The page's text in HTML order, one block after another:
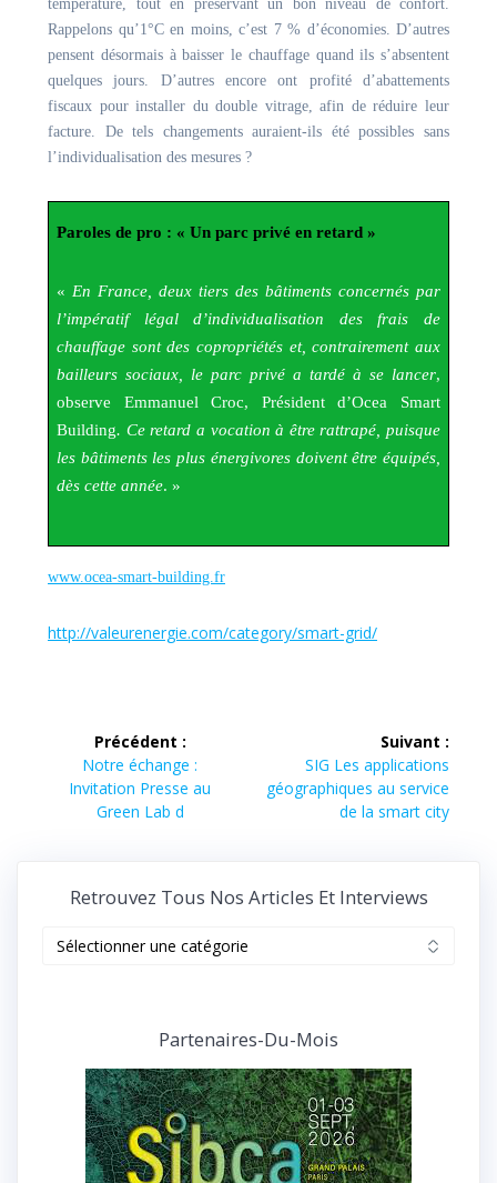
température, tout en préservant un bon niveau de confort.
Rappelons qu’1°C en moins, c’est 7 % d’économies. D’autres
pensent désormais à baisser le chauffage quand ils s’absentent
quelques jours. D’autres encore ont profité d’abattements
fiscaux pour installer du double vitrage, afin de réduire leur
facture. De tels changements auraient-ils été possibles sans
l’individualisation des mesures ?
Paroles de pro : « Un parc privé en retard »
« En France, deux tiers des bâtiments concernés par
l’impératif légal d’individualisation des frais de
chauffage sont des copropriétés et, contrairement aux
bailleurs sociaux, le parc privé a tardé à se lancer,
observe Emmanuel Croc, Président d’Ocea Smart
Building. Ce retard a vocation à être rattrapé, puisque
les bâtiments les plus énergivores doivent être équipés,
dès cette année. »
www.ocea-smart-building.fr
http://valeurenergie.com/category/smart-grid/
Navigation
l’article
Précédent :
Article
précédent :
Notre échange :
Invitation Presse au
Green Lab d
Suivant :
Article
suivant :
SIG Les applications
géographiques au service
de la smart city
Retrouvez Tous Nos Articles Et Interviews
interviews
Partenaires-Du-Mois